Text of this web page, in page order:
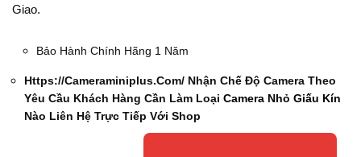
Giao.
Bảo Hành Chính Hãng 1 Năm
Https://cameraminiplus.com/ Nhận Chế Độ Camera Theo
Yêu Cầu Khách Hàng Cần Làm Loại Camera Nhỏ Giấu Kín
Nào Liên Hệ Trực Tiếp Với Shop